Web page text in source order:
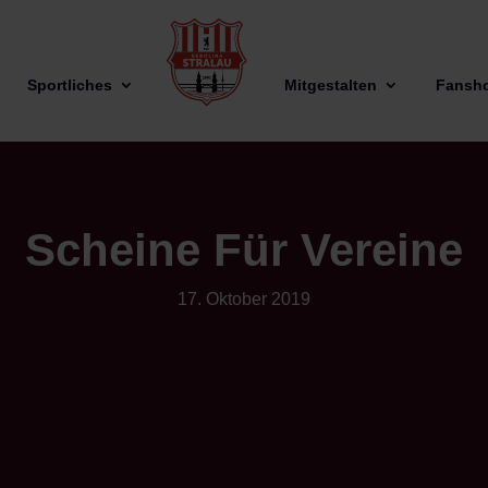
Sportliches Mitgestalten
Scheine Für Vereine
17. Oktober 2019